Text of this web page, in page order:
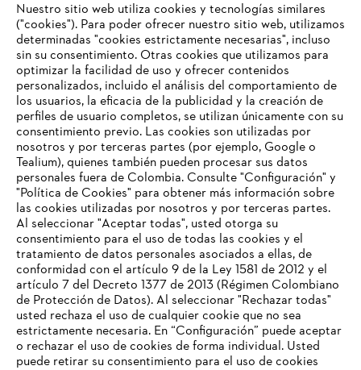
#STIHLCOLOMBIA
Nuestra empresa
Preguntas frecuentes
Contacto
TU NAVEGADOR NO ES
COMPATIBLE
El navegador que estás utilizando no es compatible con
nuestra página web. Para que puedas disfrutar de nuestro
contenido, utiliza uno de los siguientes navegadores:
Nuestro sitio web utiliza cookies y tecnologías similares
("cookies"). Para poder ofrecer nuestro sitio web, utilizamos
determinadas "cookies estrictamente necesarias", incluso
sin su consentimiento. Otras cookies que utilizamos para
optimizar la facilidad de uso y ofrecer contenidos
personalizados, incluido el análisis del comportamiento de
los usuarios, la eficacia de la publicidad y la creación de
perfiles de usuario completos, se utilizan únicamente con su
consentimiento previo. Las cookies son utilizadas por
nosotros y por terceras partes (por ejemplo, Google o
Tealium), quienes también pueden procesar sus datos
personales fuera de Colombia. Consulte "Configuración" y
"Política de Cookies" para obtener más información sobre
las cookies utilizadas por nosotros y por terceras partes.
Al seleccionar "Aceptar todas", usted otorga su
consentimiento para el uso de todas las cookies y el
tratamiento de datos personales asociados a ellas, de
conformidad con el artículo 9 de la Ley 1581 de 2012 y el
artículo 7 del Decreto 1377 de 2013 (Régimen Colombiano
de Protección de Datos). Al seleccionar "Rechazar todas"
usted rechaza el uso de cualquier cookie que no sea
estrictamente necesaria. En “Configuración” puede aceptar
o rechazar el uso de cookies de forma individual. Usted
puede retirar su consentimiento para el uso de cookies